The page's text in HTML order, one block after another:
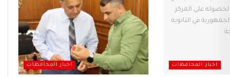
اخبار المحافظات اخبار المحافظات